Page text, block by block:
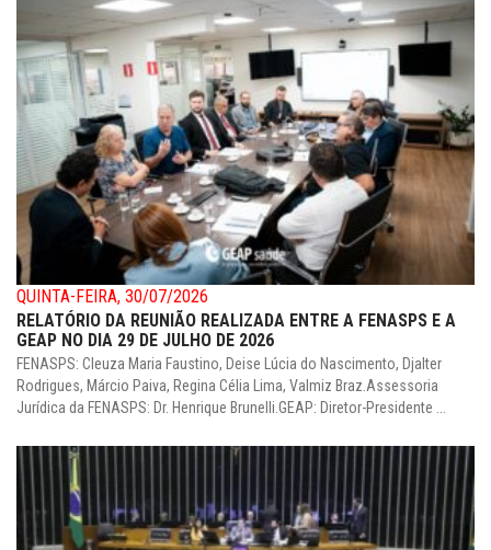
QUINTA-FEIRA, 30/07/2026
RELATÓRIO DA REUNIÃO REALIZADA ENTRE A FENASPS E A
GEAP NO DIA 29 DE JULHO DE 2026
FENASPS: Cleuza Maria Faustino, Deise Lúcia do Nascimento, Djalter
Rodrigues, Márcio Paiva, Regina Célia Lima, Valmiz Braz.Assessoria
Jurídica da FENASPS: Dr. Henrique Brunelli.GEAP: Diretor-Presidente ...